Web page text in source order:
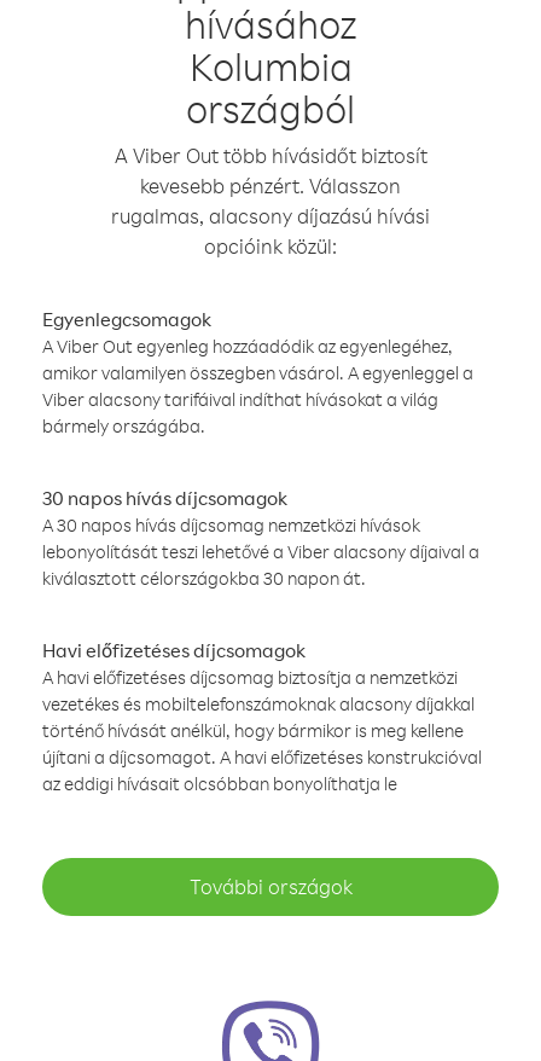
hívásához
Kolumbia
országból
A Viber Out több hívásidőt biztosít
kevesebb pénzért. Válasszon
rugalmas, alacsony díjazású hívási
opcióink közül:
Egyenlegcsomagok
A Viber Out egyenleg hozzáadódik az egyenlegéhez,
amikor valamilyen összegben vásárol. A egyenleggel a
Viber alacsony tarifáival indíthat hívásokat a világ
bármely országába.
30 napos hívás díjcsomagok
A 30 napos hívás díjcsomag nemzetközi hívások
lebonyolítását teszi lehetővé a Viber alacsony díjaival a
kiválasztott célországokba 30 napon át.
Havi előfizetéses díjcsomagok
A havi előfizetéses díjcsomag biztosítja a nemzetközi
vezetékes és mobiltelefonszámoknak alacsony díjakkal
történő hívását anélkül, hogy bármikor is meg kellene
újítani a díjcsomagot. A havi előfizetéses konstrukcióval
az eddigi hívásait olcsóbban bonyolíthatja le
További országok